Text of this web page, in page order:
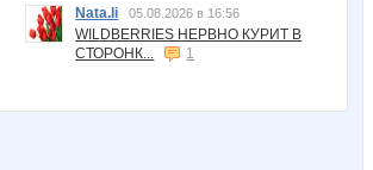
Nata.li
05.08.2026 в 16:56
WILDBERRIES НЕРВНО КУРИТ В
СТОРОНК...
1